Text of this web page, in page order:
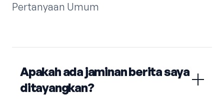
Pertanyaan Umum
Apakah ada jaminan berita saya
ditayangkan?